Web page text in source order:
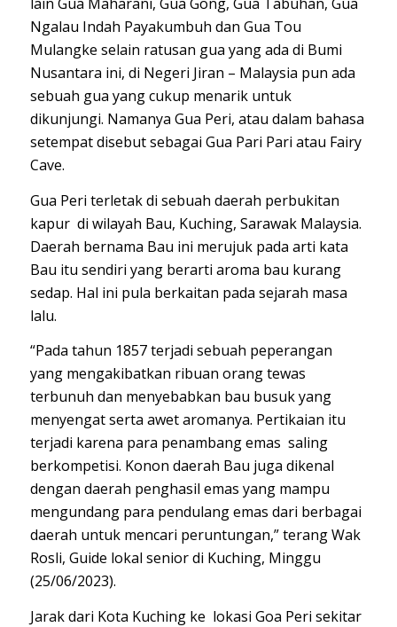
Ngalau Indah Payakumbuh dan Gua Tou
Mulangke selain ratusan gua yang ada di Bumi
Nusantara ini, di Negeri Jiran – Malaysia pun ada
sebuah gua yang cukup menarik untuk
dikunjungi. Namanya Gua Peri, atau dalam bahasa
setempat disebut sebagai Gua Pari Pari atau Fairy
Cave.
Gua Peri terletak di sebuah daerah perbukitan
kapur di wilayah Bau, Kuching, Sarawak Malaysia.
Daerah bernama Bau ini merujuk pada arti kata
Bau itu sendiri yang berarti aroma bau kurang
sedap. Hal ini pula berkaitan pada sejarah masa
lalu.
“Pada tahun 1857 terjadi sebuah peperangan
yang mengakibatkan ribuan orang tewas
terbunuh dan menyebabkan bau busuk yang
menyengat serta awet aromanya. Pertikaian itu
terjadi karena para penambang emas saling
berkompetisi. Konon daerah Bau juga dikenal
dengan daerah penghasil emas yang mampu
mengundang para pendulang emas dari berbagai
daerah untuk mencari peruntungan,” terang Wak
Rosli, Guide lokal senior di Kuching, Minggu
(25/06/2023).
Jarak dari Kota Kuching ke lokasi Goa Peri sekitar